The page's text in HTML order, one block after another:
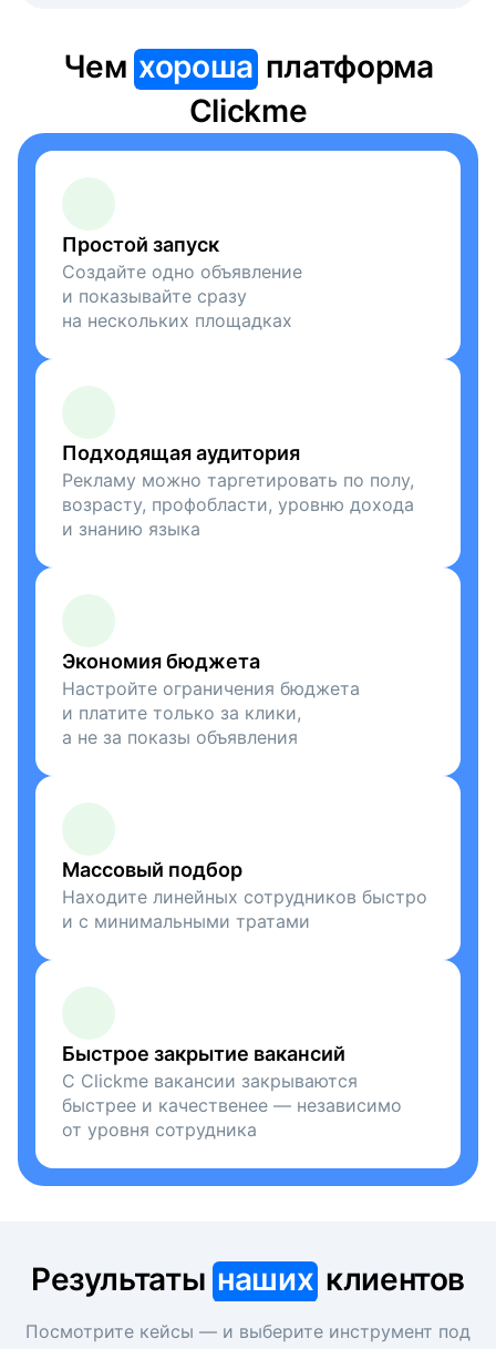
Чемхороша платформа
Clickme
Простой запуск
Создайте одно объявление
и показывайте сразу
на нескольких площадках
Подходящая аудитория
Рекламу можно таргетировать по полу,
возрасту, профобласти, уровню дохода
и знанию языка
Экономия бюджета
Настройте ограничения бюджета
и платите только за клики,
а не за показы объявления
Массовый подбор
Находите линейных сотрудников быстро
и с минимальными тратами
Быстрое закрытие вакансий
С Clickme вакансии закрываются
быстрее и качественее — независимо
от уровня сотрудника
Результатынаших клиентов
Посмотрите кейсы — и выберите инструмент под